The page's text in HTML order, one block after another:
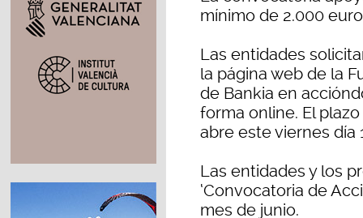
mínimo de 2.000
Las entidades
la página web de la
de Bankia en
forma online. El
abre este viernes día
Las entidades y los
‘Convocatoria de
mes de junio.